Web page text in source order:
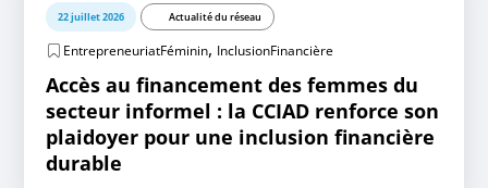
22 juillet 2026 Actualité du réseau
EntrepreneuriatFéminin, InclusionFinancière
Accès au financement des femmes du
secteur informel : la CCIAD renforce son
plaidoyer pour une inclusion financière
durable